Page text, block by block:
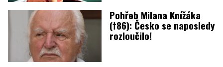
Pohřeb Milana Knížáka
(†86): Česko se naposledy
rozloučilo!